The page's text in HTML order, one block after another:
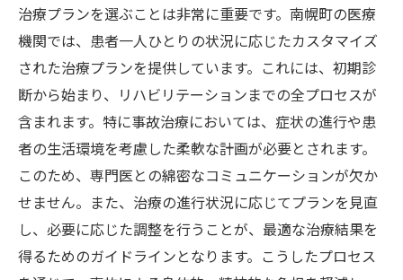
治療プランを選ぶことは非常に重要です。南幌町の医療
機関では、患者一人ひとりの状況に応じたカスタマイズ
された治療プランを提供しています。これには、初期診
断から始まり、リハビリテーションまでの全プロセスが
含まれます。特に事故治療においては、症状の進行や患
者の生活環境を考慮した柔軟な計画が必要とされます。
このため、専門医との綿密なコミュニケーションが欠か
せません。また、治療の進行状況に応じてプランを見直
し、必要に応じた調整を行うことが、最適な治療結果を
得るためのガイドラインとなります。こうしたプロセス